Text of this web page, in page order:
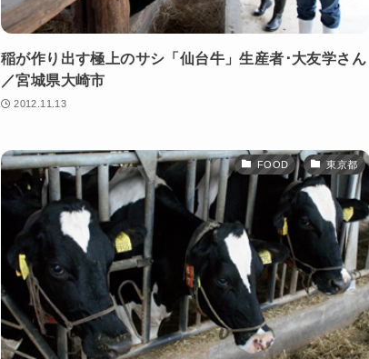
稲が作り出す極上のサシ「仙台牛」生産者･大友学さん
／宮城県大崎市
2012.11.13
FOOD 東京都